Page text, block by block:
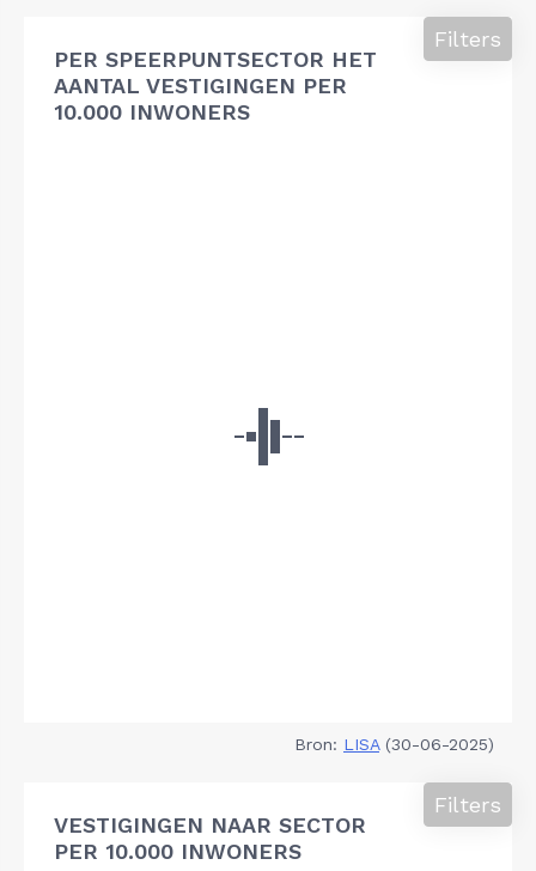
PER SPEERPUNTSECTOR HET
AANTAL VESTIGINGEN PER
10.000 INWONERS
Filters
Bron: LISA(30-06-2025)
VESTIGINGEN NAAR SECTOR
PER 10.000 INWONERS
Filters